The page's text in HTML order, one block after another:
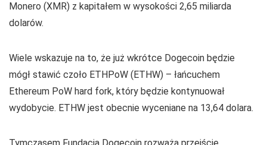
Monero (XMR) z kapitałem w wysokości 2,65 miliarda
dolarów.
Wiele wskazuje na to, że już wkrótce Dogecoin będzie
mógł stawić czoło ETHPoW (ETHW) – łańcuchem
Ethereum PoW hard fork, który będzie kontynuował
wydobycie. ETHW jest obecnie wyceniane na 13,64 dolara.